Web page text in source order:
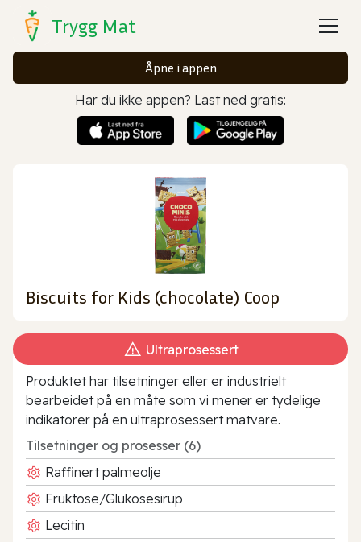
Trygg Mat
Åpne i appen
Har du ikke appen? Last ned gratis:
Biscuits for Kids (chocolate) Coop
Ultraprosessert
Produktet har tilsetninger eller er industrielt
bearbeidet på en måte som vi mener er tydelige
indikatorer på en ultraprosessert matvare.
Tilsetninger og prosesser (6)
Raffinert palmeolje
Fruktose/Glukosesirup
Lecitin